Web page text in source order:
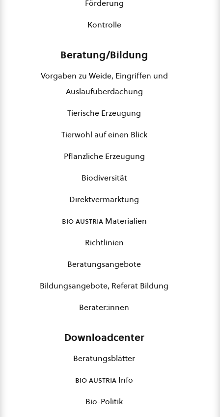
Förderung
Kontrolle
Beratung/Bildung
Vorgaben zu Weide, Eingriffen und
Auslaufüberdachung
Tierische Erzeugung
Tierwohl auf einen Blick
Pflanzliche Erzeugung
Biodiversität
Direktvermarktung
bio austriaMaterialien
Richtlinien
Beratungsangebote
Bildungsangebote, Referat Bildung
Berater:innen
Downloadcenter
Beratungsblätter
bio austria Info
Bio-Politik